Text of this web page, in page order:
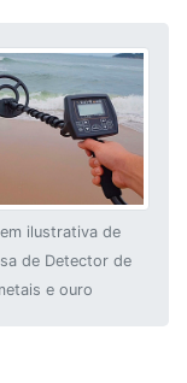
ilustrativa de
de Detector de
e ouro